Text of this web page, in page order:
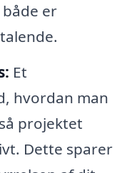
er
Et
hvordan man
projektet
Dette sparer